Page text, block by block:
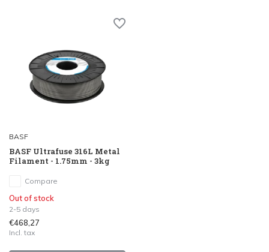
BASF
BASF Ultrafuse 316L Metal
Filament - 1.75mm - 3kg
Compare
Out of stock
2-5 days
€468,27
Incl. tax